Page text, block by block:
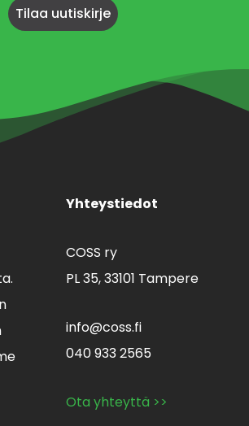
Yhteystiedot
COSS ry
PL 35,33101 Tampere
info@coss.fi
040 933 2565
Ota yhteyttä >>